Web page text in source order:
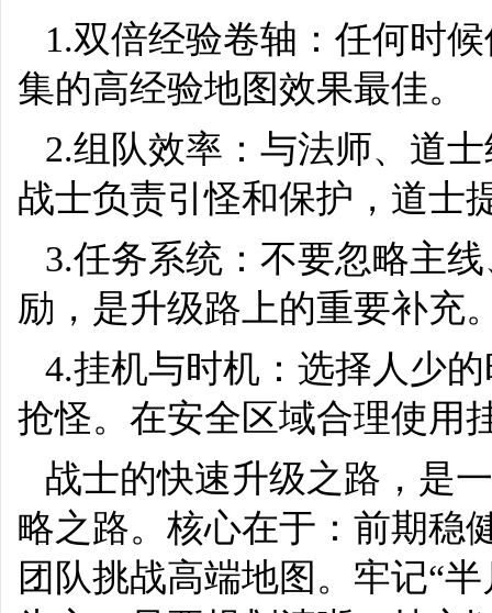
1.双倍经验卷轴：任何时
集的高经验地图效果最佳。
2.组队效率：与法师、道
战士负责引怪和保护，道士
3.任务系统：不要忽略主
励，是升级路上的重要补充
4.挂机与时机：选择人少
抢怪。在安全区域合理使用
战士的快速升级之路，是
略之路。核心在于：前期稳
团队挑战高端地图。牢记“